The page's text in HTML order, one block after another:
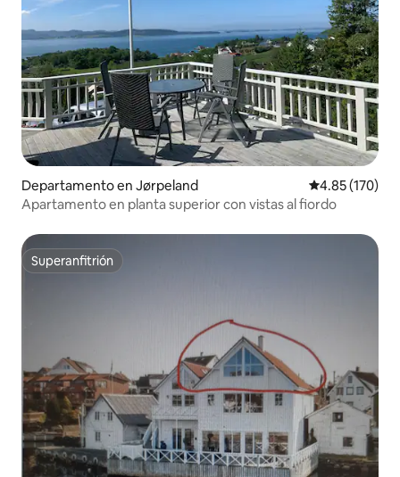
Departamento en Jørpeland Calificación
4.85 (170)
Apartamento en planta superior con vistas al fiordo
Superanfitrión
Superanfitrión